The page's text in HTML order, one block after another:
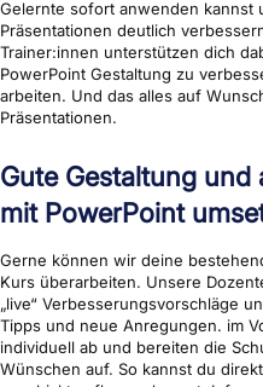
Gelernte sofort anwenden kannst
Präsentationen deutlich
Trainer:innen unterstützen dich
PowerPoint Gestaltung zu
arbeiten. Und das alles auf
Präsentationen.
Gute Gestaltung und
mit PowerPoint
Gerne können wir deine
Kurs überarbeiten. Unsere
„live“ Verbesserungsvorschläge
Tipps und neue Anregungen. im
individuell ab und bereiten die
Wünschen auf. So kannst du